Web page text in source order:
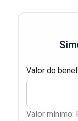
Valor do
Valor mínimo: